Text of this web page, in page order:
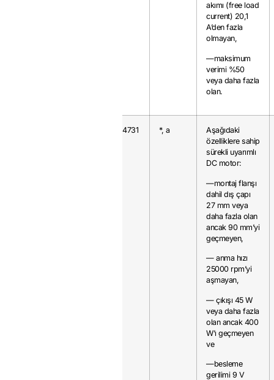
akımı (free load
current) 20,1
A’den fazla
olmayan,
—maksimum
verimi %50
veya daha fazla
olan.
0.4731 *, a
Aşağıdaki
özelliklere sahip
sürekli uyarımlı
DC motor:
—montaj flanşı
dahil dış çapı
27 mm veya
daha fazla olan
ancak 90 mm’yi
geçmeyen,
— anma hızı
25000 rpm’yi
aşmayan,
— çıkışı 45 W
veya daha fazla
olan ancak 400
W’ı geçmeyen
ve
—besleme
gerilimi 9 V